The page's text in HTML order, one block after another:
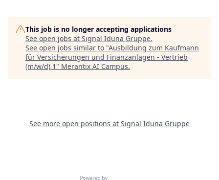
This job is no longer accepting applications
See open jobs at Signal Iduna Gruppe.
See open jobs similar to "Ausbildung zum Kaufmann
für Versicherungen und Finanzanlagen - Vertrieb
(m/w/d) 1 " Merantix AI Campus.
See more open positions at Signal Iduna Gruppe